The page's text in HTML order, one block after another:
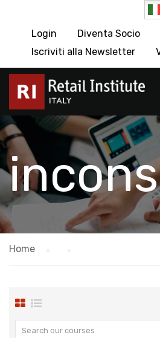
Login
Diventa Socio
Iscriviti alla Newsletter
Home